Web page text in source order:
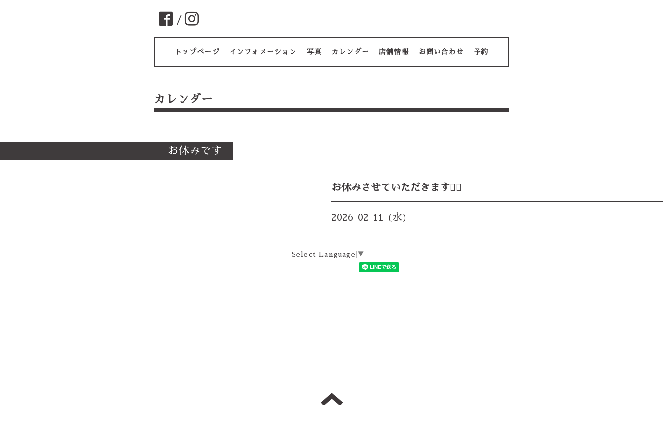
/
トップページ インフォメーション 写真 カレンダー 店舗情報 お問い合わせ 予約
カレンダー
お休みです
お休みさせていただきます🙇‍♂️
2026-02-11 (水)
Select Language ▼